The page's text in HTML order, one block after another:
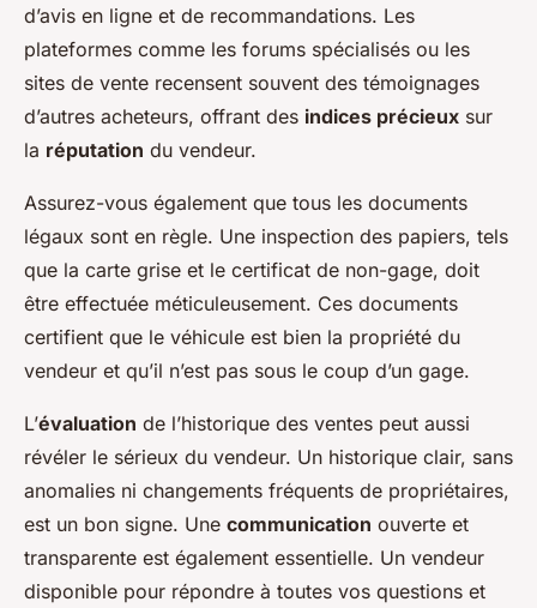
d’avis en ligne et de recommandations. Les
plateformes comme les forums spécialisés ou les
sites de vente recensent souvent des témoignages
d’autres acheteurs, offrant des indices précieux sur
la réputation du vendeur.
Assurez-vous également que tous les documents
légaux sont en règle. Une inspection des papiers, tels
que la carte grise et le certificat de non-gage, doit
être effectuée méticuleusement. Ces documents
certifient que le véhicule est bien la propriété du
vendeur et qu’il n’est pas sous le coup d’un gage.
L’évaluation de l’historique des ventes peut aussi
révéler le sérieux du vendeur. Un historique clair, sans
anomalies ni changements fréquents de propriétaires,
est un bon signe. Une communication ouverte et
transparente est également essentielle. Un vendeur
disponible pour répondre à toutes vos questions et